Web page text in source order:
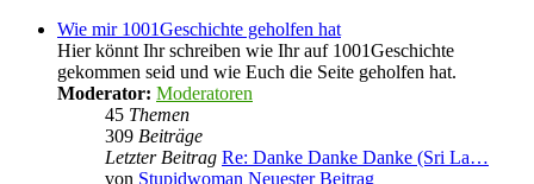
Wie mir 1001Geschichte geholfen hat
Hier könnt Ihr schreiben wie Ihr auf 1001Geschichte
gekommen seid und wie Euch die Seite geholfen hat.
Moderator: Moderatoren
45 Themen
309 Beiträge
Letzter Beitrag Re: Danke Danke Danke (Sri La…
von Stupidwoman Neuester Beitrag